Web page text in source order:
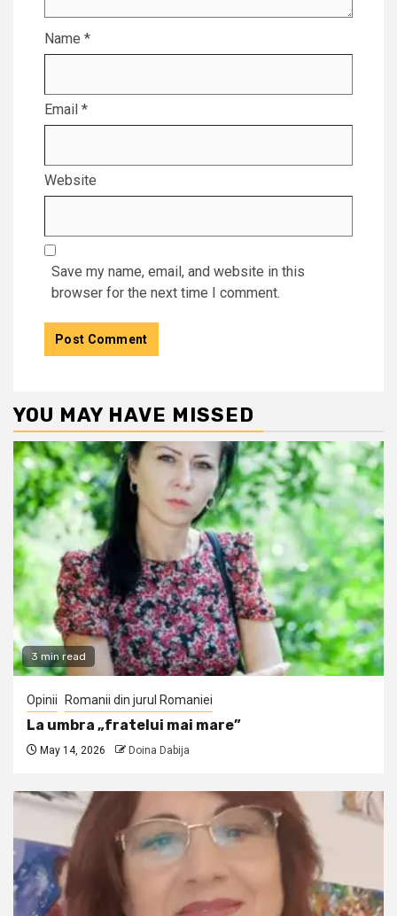
Name *
Email *
Website
Save my name, email, and website in this
browser for the next time I comment.
YOU MAY HAVE MISSED
3 min read
Opinii Romanii din jurul Romaniei
La umbra „fratelui mai mare”
May 14, 2026 Doina Dabija